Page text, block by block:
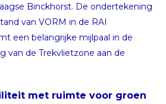
Binckhorst. De ondertekening
van VORM in de RAI
een belangrijke mijlpaal in de
van de Trekvlietzone aan de
met ruimte voor groen